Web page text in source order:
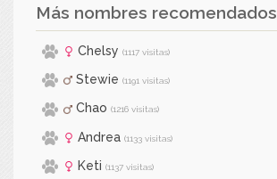
Más nombres recomendados
Chelsy (1117 visitas)
Stewie (1191 visitas)
Chao (1216 visitas)
Andrea (1133 visitas)
Keti (1137 visitas)